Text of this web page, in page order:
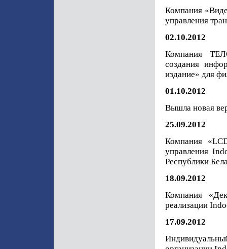
Компания
управления
02.10.2012
Компания
создания
издание» для
01.10.2012
Вышла новая
25.09.2012
Компания
управления
Республики
18.09.2012
Компания
реализации
17.09.2012